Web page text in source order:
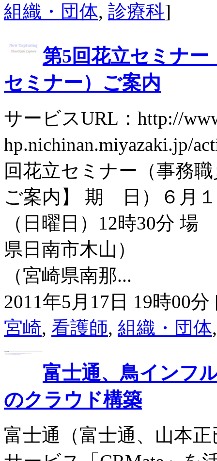
組織・団体, 診療科]
第5回花立セミナ
セミナー）ご案内
サービスURL：http://
hp.nichinan.miyazaki.jp/
回花立セミナー（事務
ご案内】 期 日）６月
（日曜日）12時30分
県日南市木山） ホ
（宮崎県南那...
2011年5月17日 19時00分
宮崎, 看護師, 組織・団体
富士通、鳥インフ
のクラウド構築
富士通（富士通、山本正